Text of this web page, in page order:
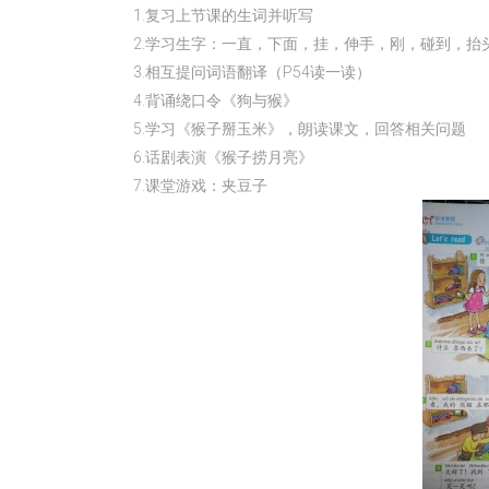
1.复习上节课的生词并听写
2.学习生字：一直，下面，挂，伸手，刚，碰到，抬
3.相互提问词语翻译（P54读一读）
4.背诵绕口令《狗与猴》
5.学习《猴子掰玉米》，朗读课文，回答相关问题
6.话剧表演《猴子捞月亮》
7.课堂游戏：夹豆子